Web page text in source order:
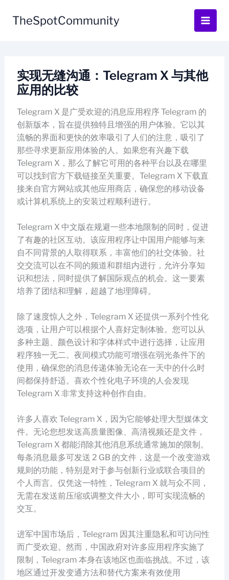
TheSpotCommunity
实现无缝沟通：Telegram X 与其他
应用的比较
Telegram X 是广受欢迎的消息应用程序 Telegram 的
创新版本，旨在提供独特且增强的用户体验。它以其
流畅的界面和更快的效率吸引了人们的注意，吸引了
那些寻求更新应用体验的人。如果您有兴趣下载
Telegram X，那么了解它可用的各种平台以及在哪里
可以找到官方下载链接至关重要。Telegram X 下载直
接来自官方网站或其他应用商店，确保您的移动设备
或计算机系统上的安装过程顺利进行。
Telegram X 中文版在规避一些本地限制的同时，促进
了有趣的社区互动。该应用程序让中国用户能够与来
自不同背景的人取得联系，丰富他们的社交体验。社
交交流可以在不同的频道和群组内进行，允许分享知
识和想法，同时提供了解国际观点的机会。这一要素
培养了团结和理解，超越了地理障碍。
除了速度惊人之外，Telegram X 还提供一系列个性化
选项，让用户可以根据个人喜好定制体验。您可以从
多种主题、颜色设计和字体样式中进行选择，让应用
程序独一无二。夜间模式功能可增强在弱光条件下的
使用，确保您的消息传递体验无论在一天中的什么时
间都保持舒适。喜欢个性化电子环境的人会发现
Telegram X 非常支持这种创作自由。
许多人喜欢 Telegram X，因为它能够处理大型媒体文
件。无论您想发送高质量图像、高清视频还是文件，
Telegram X 都能消除其他消息系统通常施加的限制。
每条消息最多可发送 2 GB 的文件，这是一个改变游戏
规则的功能，特别是对于参与创新行业或联合项目的
个人而言。仅凭这一特性，Telegram X 就与众不同，
无需在发送前压缩或调整文件大小，即可实现流畅的
交互。
进军中国市场后，Telegram 因其注重隐私和可访问性
而广受欢迎。然而，中国政府对许多应用程序实施了
限制，Telegram 本身在该地区也面临挑战。不过，该
地区通过开发变通方法和替代方案来有效使用